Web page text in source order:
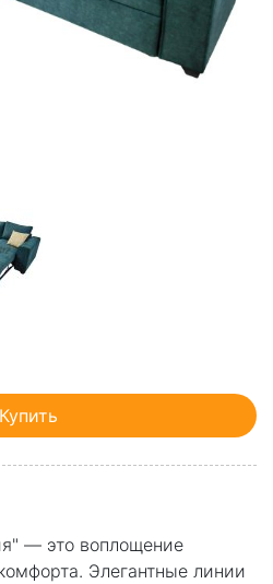
Купить
— это воплощение
Элегантные линии